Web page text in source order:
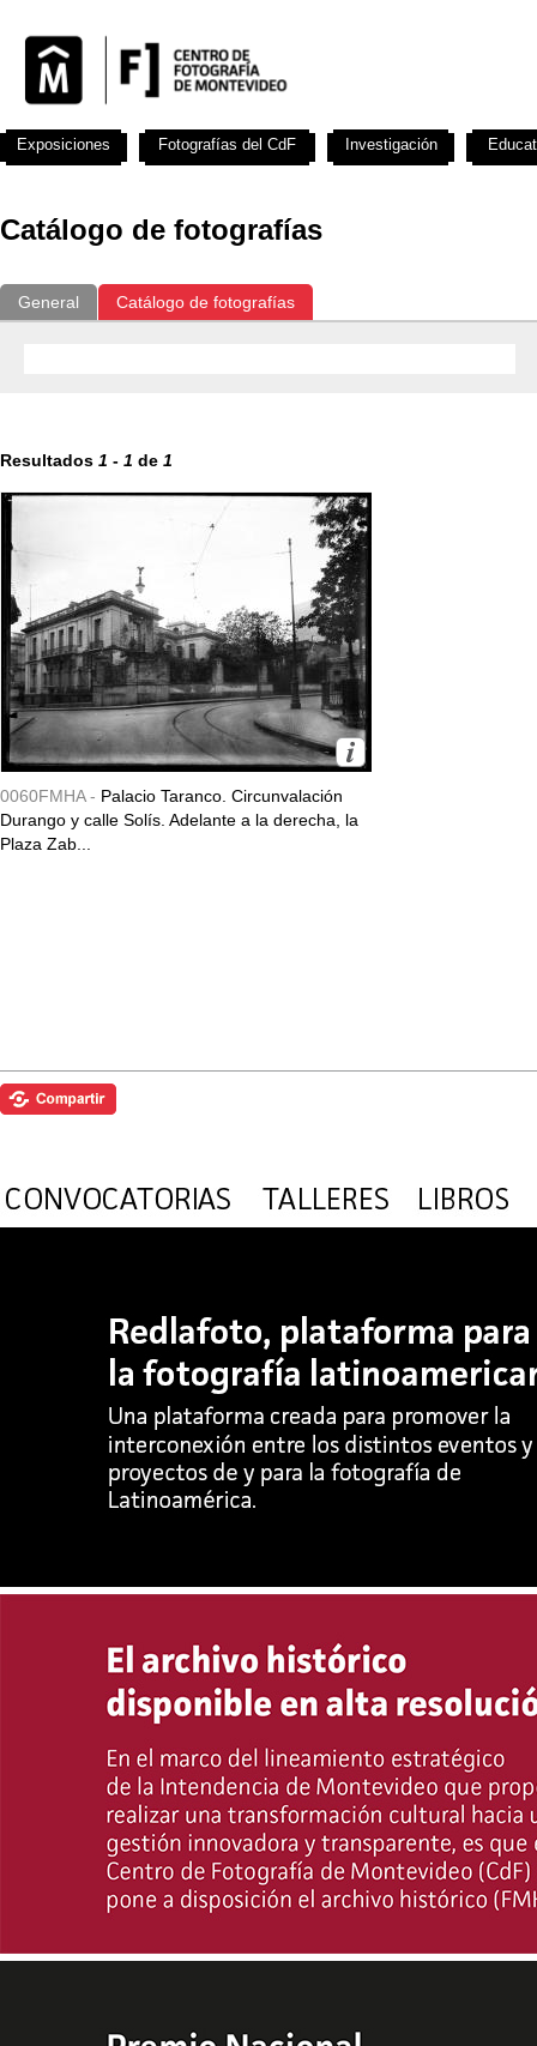
Catálogo de fotografías
General Catálogo de fotografías
Resultados 1 - 1 de 1
0060FMHA - Palacio Taranco. Circunvalación
Durango y calle Solís. Adelante a la derecha, la
Plaza Zab...
Exposiciones Fotografías del CdF Investigación